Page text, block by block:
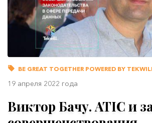
BE GREAT TOGETHER POWERED BY
19 апреля 2022 года
Виктор Бачу. ATIC и